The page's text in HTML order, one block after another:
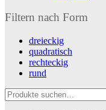
Filtern nach Form
dreieckig
quadratisch
rechteckig
rund
Suche
nach: